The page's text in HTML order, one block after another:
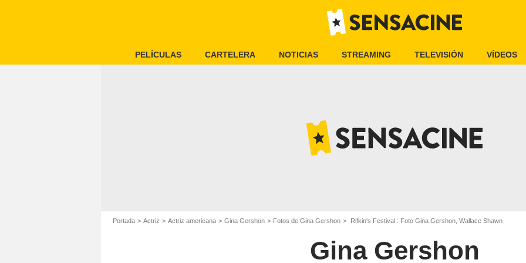
PELÍCULAS CARTELERA NOTICIAS STREAMING TELEVISIÓN VÍDEOS
Portada Actriz Actriz americana Gina Gershon Fotos de Gina Gershon Rifkin's Festival : Foto Gina Gershon, Wallace Shawn
Gina Gershon